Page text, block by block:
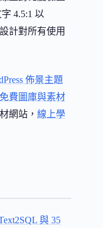
4.5:1 以
計對所有使用
佈景主題
免費圖庫與素材
網站， 線上學
與 35